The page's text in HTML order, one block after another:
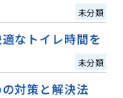
未分類
なトイレ時間を
未分類
対策と解決法